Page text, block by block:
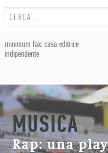
minimum fax: casa editrice
indipendente
MUSICA
Rap: una